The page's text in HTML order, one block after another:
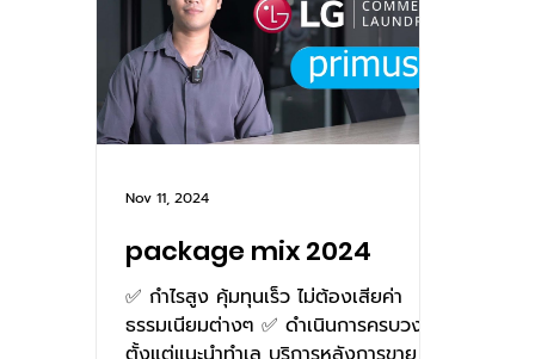
package mix 2024
✅ กำไรสูง คุ้มทุนเร็ว ไม่ต้องเสียค่า
ธรรมเนียมต่างๆ ✅ ดำเนินการครบวงจร
Nov 11, 2024